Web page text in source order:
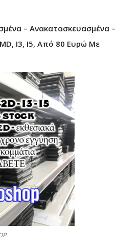
– Ανακατασκευασμένα –
I3, I5, Από 80 Ευρώ Με